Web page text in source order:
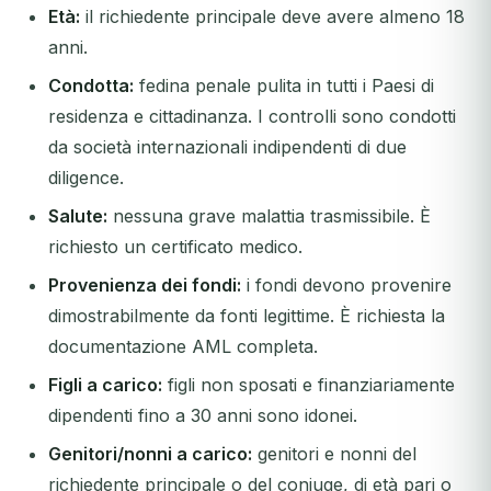
Età: il richiedente principale deve avere almeno 18
anni.
Condotta: fedina penale pulita in tutti i Paesi di
residenza e cittadinanza. I controlli sono condotti
da società internazionali indipendenti di due
diligence.
Salute: nessuna grave malattia trasmissibile. È
richiesto un certificato medico.
Provenienza dei fondi: i fondi devono provenire
dimostrabilmente da fonti legittime. È richiesta la
documentazione AML completa.
Figli a carico: figli non sposati e finanziariamente
dipendenti fino a 30 anni sono idonei.
Genitori/nonni a carico: genitori e nonni del
richiedente principale o del coniuge, di età pari o